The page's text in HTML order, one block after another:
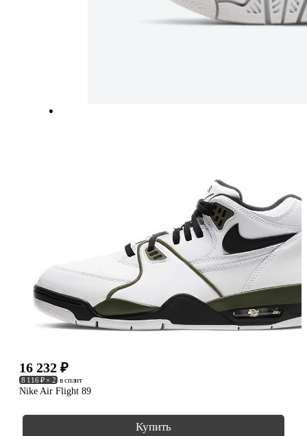
Nike Air Flight 89
16 232 ₽
8 116 ₽ × 2 в сплит
Купить